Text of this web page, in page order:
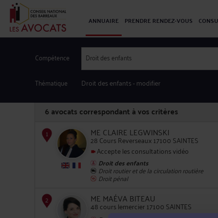
ANNUAIRE PRENDRE RENDEZ-VOUS
Compétence Droit des enfants
Thématique Droit des enfants- modifier
6 avocats correspondant à vos critères
ME CLAIRE LEGWINSKI
28 Cours Reverseaux 17100 SAINTES
Accepte les consultations vidéo
Droit des enfants
Droit routier et de la circulation routière
Droit pénal
ME MAÉVA BITEAU
48 cours lemercier 17100 SAINTES